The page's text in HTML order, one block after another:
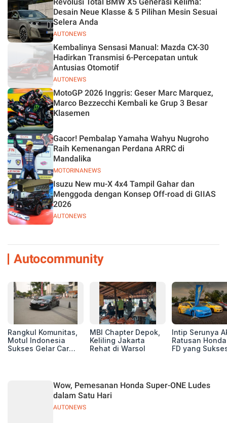
AUTONEWS
Desain Neue Klasse & 5 Pilihan Mesin Sesuai
Selera Anda
AUTONEWS
Kembalinya Sensasi Manual: Mazda CX-30
Hadirkan Transmisi 6-Percepatan untuk
Antusias Otomotif
MotoGP 2026 Inggris: Geser Marc Marquez,
Marco Bezzecchi Kembali ke Grup 3 Besar
Klasemen
MOTORINANEWS
Gacor! Pembalap Yamaha Wahyu Nugroho
Raih Kemenangan Perdana ARRC di
Mandalika
AUTONEWS
Isuzu New mu-X 4x4 Tampil Gahar dan
Menggoda dengan Konsep Off-road di GIIAS
2026
Autocommunity
Rangkul Komunitas,
Motul Indonesia
Sukses Gelar Car
MBI Chapter Depok,
Keliling Jakarta
Rehat di Warsol
Intip Serunya
Ratusan
FD yang
AUTONEWS
Wow, Pemesanan Honda Super-ONE Ludes
dalam Satu Hari